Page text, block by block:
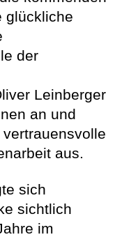
glückliche
der
Leinberger
an und
aus.
sich
sichtlich
im